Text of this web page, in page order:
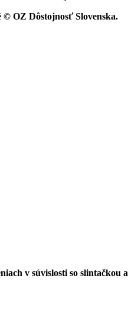
OZ Dôstojnosť Slovenska.
v súvislosti so